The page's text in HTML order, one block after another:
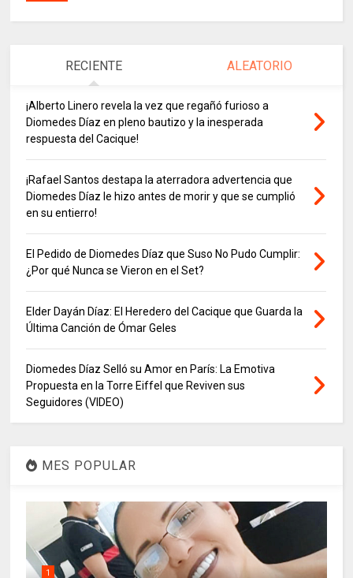
RECIENTE ALEATORIO
¡Alberto Linero revela la vez que regañó furioso a
Diomedes Díaz en pleno bautizo y la inesperada
respuesta del Cacique!
¡Rafael Santos destapa la aterradora advertencia que
Diomedes Díaz le hizo antes de morir y que se cumplió
en su entierro!
El Pedido de Diomedes Díaz que Suso No Pudo Cumplir:
¿Por qué Nunca se Vieron en el Set?
Elder Dayán Díaz: El Heredero del Cacique que Guarda la
Última Canción de Ómar Geles
Diomedes Díaz Selló su Amor en París: La Emotiva
Propuesta en la Torre Eiffel que Reviven sus
Seguidores (VIDEO)
MES POPULAR
1